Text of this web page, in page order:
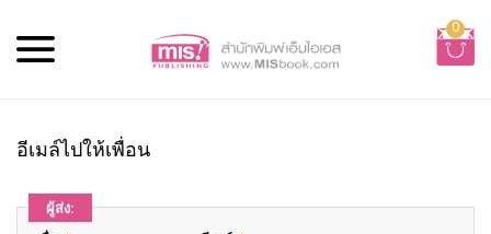
0
อีเมล์ไปให้เพื่อน
ผู้ส่ง: